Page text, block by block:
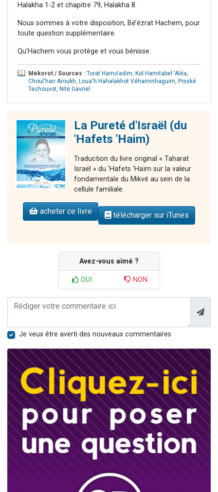
Halakha 1-2 et chapitre 79, Halakha 8.
Nous sommes à votre disposition, Bé’ézrat Hachem, pour
toute question supplémentaire.
Qu’Hachem vous protège et vous bénisse.
Mékorot / Sources : Torat Hamo'adim, Kol Hamitabel 'Aléa,
Choul'han Aroukh, Loua'h Hahalakhot Véhaminhaguim, Pisské
Techouvot, Nité Gavriel .
La Pureté d'Israël (du
'Hafets 'Haim)
Traduction du livre original « Taharat
Israël » du 'Hafets 'Haïm sur la valeur
fondamentale du Mikvé au sein de la
cellule familiale.
acheter ce livre télécharger sur iTunes
Avez-vous aimé ?
OUI NON
Je veux être averti des nouveaux commentaires